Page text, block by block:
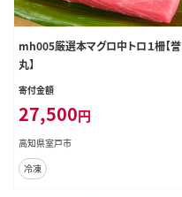
mh005厳選本マグロ中トロ１柵【誉
丸】
寄付金額
27,500円
高知県室戸市
冷凍